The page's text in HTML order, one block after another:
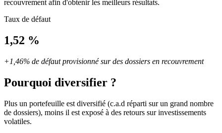
recouvrement afin d'obtenir les meilleurs résultats.
Taux de défaut
1,52 %
+1,46% de défaut provisionné sur des dossiers en recouvrement
Pourquoi diversifier ?
Plus un portefeuille est diversifié (c.a.d réparti sur un grand nombre
de dossiers), moins il est exposé à des retours sur investissements
volatiles.